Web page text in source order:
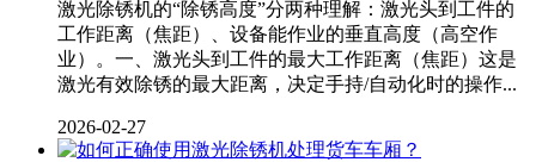
激光除锈机的“除锈高度”分两种理解：激光头到工件的
工作距离（焦距）、设备能作业的垂直高度（高空作
业）。一、激光头到工件的最大工作距离（焦距）这是
激光有效除锈的最大距离，决定手持/自动化时的操作...
2026-02-27